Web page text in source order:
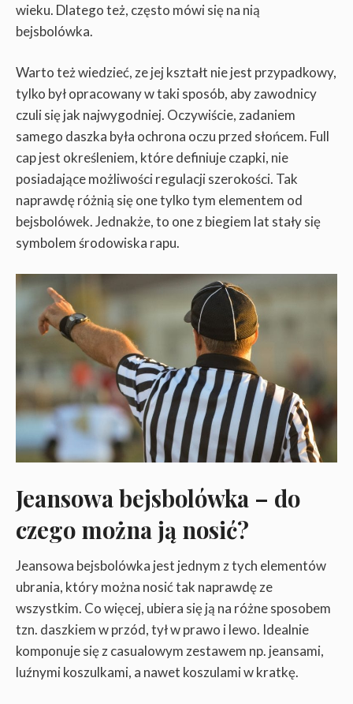
wieku. Dlatego też, często mówi się na nią
bejsbolówka.
Warto też wiedzieć, ze jej kształt nie jest przypadkowy,
tylko był opracowany w taki sposób, aby zawodnicy
czuli się jak najwygodniej. Oczywiście, zadaniem
samego daszka była ochrona oczu przed słońcem. Full
cap jest określeniem, które definiuje czapki, nie
posiadające możliwości regulacji szerokości. Tak
naprawdę różnią się one tylko tym elementem od
bejsbolówek. Jednakże, to one z biegiem lat stały się
symbolem środowiska rapu.
Jeansowa bejsbolówka – do
czego można ją nosić?
Jeansowa bejsbolówka jest jednym z tych elementów
ubrania, który można nosić tak naprawdę ze
wszystkim. Co więcej, ubiera się ją na różne sposobem
tzn. daszkiem w przód, tył w prawo i lewo. Idealnie
komponuje się z casualowym zestawem np. jeansami,
luźnymi koszulkami, a nawet koszulami w kratkę.